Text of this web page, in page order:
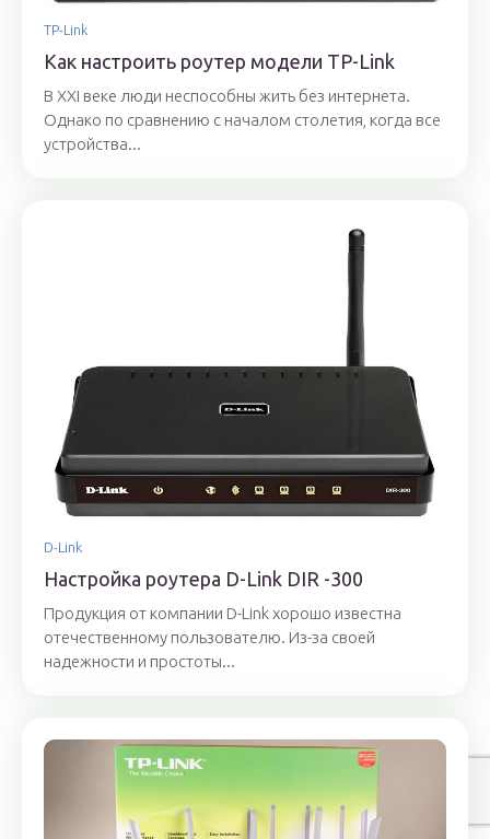
TP-Link
Как настроить роутер модели TP-Link
В XXI веке люди неспособны жить без интернета.
Однако по сравнению с началом столетия, когда все
устройства...
D-Link
Настройка роутера D-Link DIR -300
Продукция от компании D-Link хорошо известна
отечественному пользователю. Из-за своей
надежности и простоты...